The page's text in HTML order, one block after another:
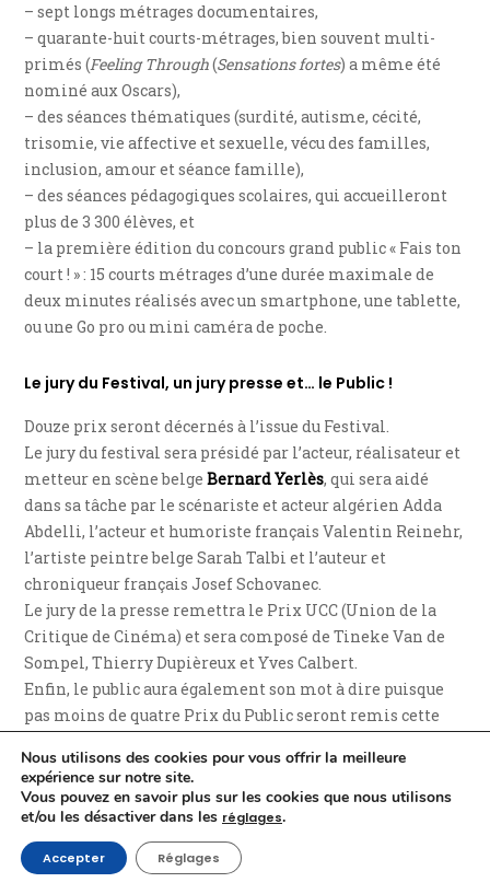
– sept longs métrages documentaires,
– quarante-huit courts-métrages, bien souvent multi-
primés (Feeling Through(Sensations fortes) a même été
nominé aux Oscars),
– des séances thématiques (surdité, autisme, cécité,
trisomie, vie affective et sexuelle, vécu des familles,
inclusion, amour et séance famille),
– des séances pédagogiques scolaires, qui accueilleront
plus de 3 300 élèves, et
– la première édition du concours grand public « Fais ton
court ! » : 15 courts métrages d’une durée maximale de
deux minutes réalisés avec un smartphone, une tablette,
ou une Go pro ou mini caméra de poche.
Le jury du Festival, un jury presse et… le Public !
Douze prix seront décernés à l’issue du Festival.
Le jury du festival sera présidé par l’acteur, réalisateur et
metteur en scène belgeBernard Yerlès, qui sera aidé
dans sa tâche par le scénariste et acteur algérien Adda
Abdelli, l’acteur et humoriste français Valentin Reinehr,
l’artiste peintre belge Sarah Talbi et l’auteur et
chroniqueur français Josef Schovanec.
Le jury de la presse remettra le Prix UCC (Union de la
Critique de Cinéma) et sera composé de Tineke Van de
Sompel, Thierry Dupièreux et Yves Calbert.
Enfin, le public aura également son mot à dire puisque
pas moins de quatre Prix du Public seront remis cette
Un programme varié
Le 6eTEFF ? Des films, oui… mais pas que ! Ce sera aussi :
Nous utilisons des cookies pour vous offrir la meilleure
expérience sur notre site.
Vous pouvez en savoir plus sur les cookies que nous utilisons
et/ou les désactiver dans les réglages.
Accepter Réglages